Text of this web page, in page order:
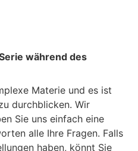
während des
Materie und es ist
durchblicken. Wir
Sie uns einfach eine
alle Ihre Fragen. Falls
haben, könnt Sie